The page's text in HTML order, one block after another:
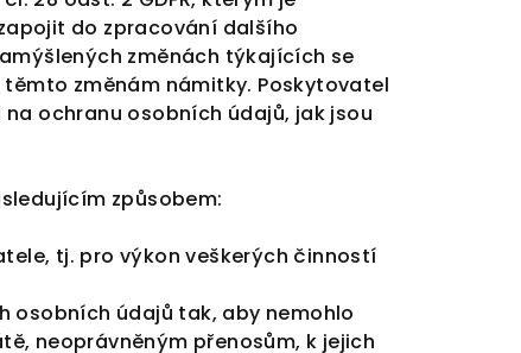
do zpracování dalšího
změnách týkajících se
změnám námitky. Poskytovatel
ochranu osobních údajů, jak jsou
způsobem:
tj. pro výkon veškerých činností
osobních údajů tak, aby nemohlo
neoprávněným přenosům, k jejich